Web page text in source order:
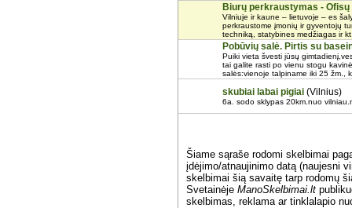
Biurų perkraustymas -
Vilniuje ir kaune – lietuvoje – es
perkraustome įmonių ir gyventojų
techniką, statybines medžiagas ir
Pobūvių salė. Pirtis su
Puiki vieta švesti jūsų
tai galite rasti po vienu stogu
salės:vienoje talpiname iki 25 žm.,
skubiai labai pigiai (Vilnius)
6a. sodo sklypas 20km.nuo
Šiame sąraše rodomi skelbimai
įdėjimo/atnaujinimo datą (naujesni
skelbimai šią savaitę tarp rodomų
Svetainėje ManoSkelbimai.lt
skelbimas, reklama ar tinklalapio